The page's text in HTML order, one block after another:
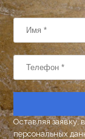
Оставляя заявку,
персональных